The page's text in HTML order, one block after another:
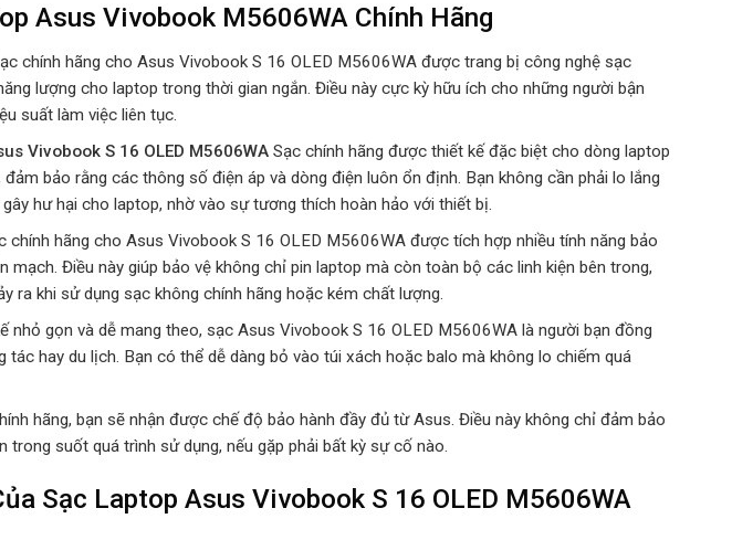
Asus Vivobook M5606WA Chính Hãng
chính hãng cho Asus Vivobook S 16 OLED M5606WA được trang bị công nghệ sạc
lượng cho laptop trong thời gian ngắn. Điều này cực kỳ hữu ích cho những người bận
suất làm việc liên tục.
Vivobook S 16 OLED M5606WASạc chính hãng được thiết kế đặc biệt cho dòng laptop
bảo rằng các thông số điện áp và dòng điện luôn ổn định. Bạn không cần phải lo lắng
hư hại cho laptop, nhờ vào sự tương thích hoàn hảo với thiết bị.
chính hãng cho Asus Vivobook S 16 OLED M5606WA được tích hợp nhiều tính năng bảo
mạch. Điều này giúp bảo vệ không chỉ pin laptop mà còn toàn bộ các linh kiện bên trong,
ra khi sử dụng sạc không chính hãng hoặc kém chất lượng.
nhỏ gọn và dễ mang theo, sạc Asus Vivobook S 16 OLED M5606WA là người bạn đồng
tác hay du lịch. Bạn có thể dễ dàng bỏ vào túi xách hoặc balo mà không lo chiếm quá
hãng, bạn sẽ nhận được chế độ bảo hành đầy đủ từ Asus. Điều này không chỉ đảm bảo
trong suốt quá trình sử dụng, nếu gặp phải bất kỳ sự cố nào.
Sạc Laptop Asus Vivobook S 16 OLED M5606WA